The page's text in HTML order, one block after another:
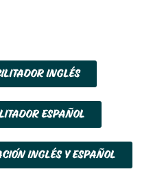
inglés
español
inglés y español